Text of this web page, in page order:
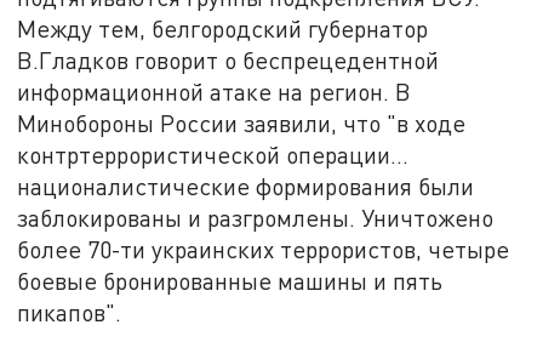
Между тем, белгородский губернатор
В.Гладков говорит о беспрецедентной
информационной атаке на регион. В
Минобороны России заявили, что "в ходе
контртеррористической операции…
националистические формирования были
заблокированы и разгромлены. Уничтожено
более 70-ти украинских террористов, четыре
боевые бронированные машины и пять
пикапов".